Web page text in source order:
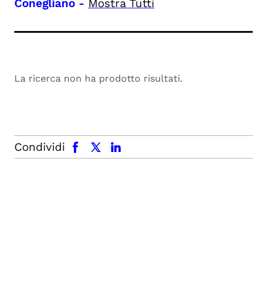
Conegliano - Mostra Tutti
La ricerca non ha prodotto risultati.
Condividi
facebook x.com linkedin